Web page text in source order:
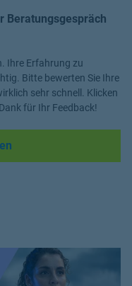
Beratungsgespräch
Ihre Erfahrung zu
Bitte bewerten Sie Ihre
sehr schnell. Klicken
für Ihr Feedback!